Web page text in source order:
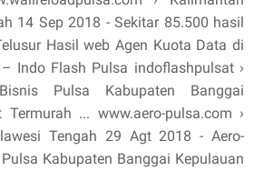
14 Sep 2018 - Sekitar 85.500 hasil
Hasil web Agen Kuota Data di
Indo Flash Pulsa indoflashpulsat ›
Pulsa Kabupaten Banggai
Termurah ... www.aero-pulsa.com ›
Tengah 29 Agt 2018 - Aero-
Kabupaten Banggai Kepulauan